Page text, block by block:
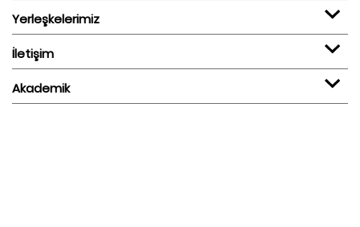
Yerleşkelerimiz
İletişim
Akademik